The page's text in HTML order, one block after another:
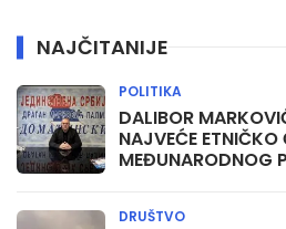
NAJČITANIJE
DALIBOR
NAJVEĆE ETNIČKO
MEĐUNARODNOG
POLITIKA
DRUŠTVO